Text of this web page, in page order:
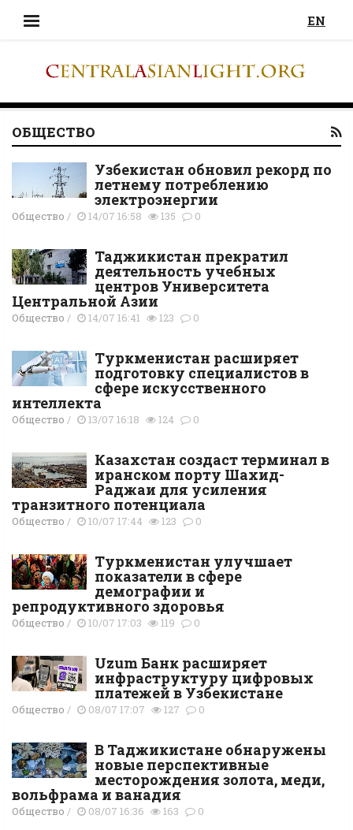
EN
ОБЩЕСТВО
Узбекистан обновил рекорд по
летнему потреблению
электроэнергии
Общество / 14/07 16:58 135 0
Таджикистан прекратил
деятельность учебных
центров Университета
Центральной Азии
Общество / 14/07 16:41 123 0
Туркменистан расширяет
подготовку специалистов в
сфере искусственного
интеллекта
Общество / 13/07 16:18 124 0
Казахстан создаст терминал в
иранском порту Шахид-
Раджаи для усиления
транзитного потенциала
Общество / 10/07 17:44 123 0
Туркменистан улучшает
показатели в сфере
демографии и
репродуктивного здоровья
Общество / 10/07 17:03 119 0
Uzum Банк расширяет
инфраструктуру цифровых
платежей в Узбекистане
Общество / 08/07 17:07 127 0
В Таджикистане обнаружены
новые перспективные
месторождения золота, меди,
вольфрама и ванадия
Общество / 08/07 16:36 163 0